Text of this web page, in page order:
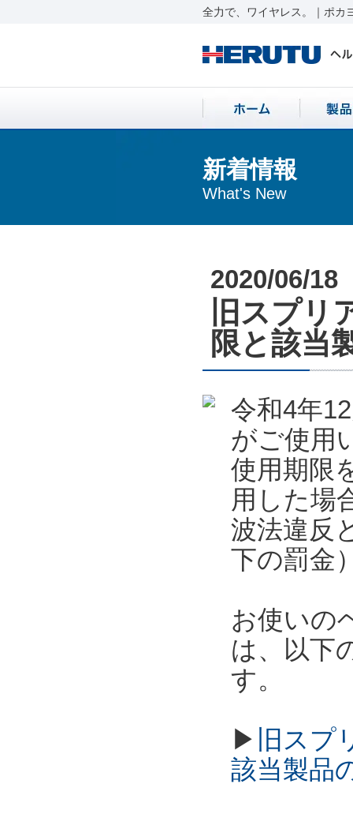
全力で、ワイヤレス。｜ポカ
新着情報
What's New
2020/06/18
旧スプリ
限と該当
令和4年
がご使用
使用期限
用した場
波法違反
下の罰金
お使いの
は、以下
す。
▶ 旧スプ
該当製品